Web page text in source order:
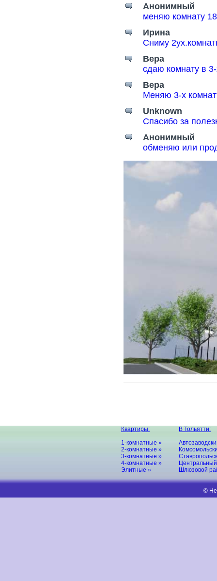
Анонимный
меняю комнату
Ирина
Сниму
Вера
сдаю комнату в
Вера
Меняю 3-х
Unknown
Спасибо за
Анонимный
обменяю или
Квартиры:
1-комнатные »
2-комнатные »
3-комнатные »
4-комнатные »
Элитные »
В Тольятти:
Шлюзовой
©